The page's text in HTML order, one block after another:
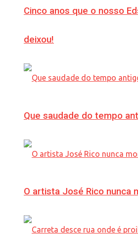
Cinco anos que o nosso
deixou!
Que saudade do tempo
O artista José Rico nunca